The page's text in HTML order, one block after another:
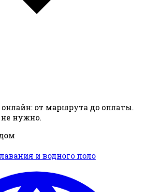
онлайн: от маршрута до оплаты.
нужно.
и водного поло